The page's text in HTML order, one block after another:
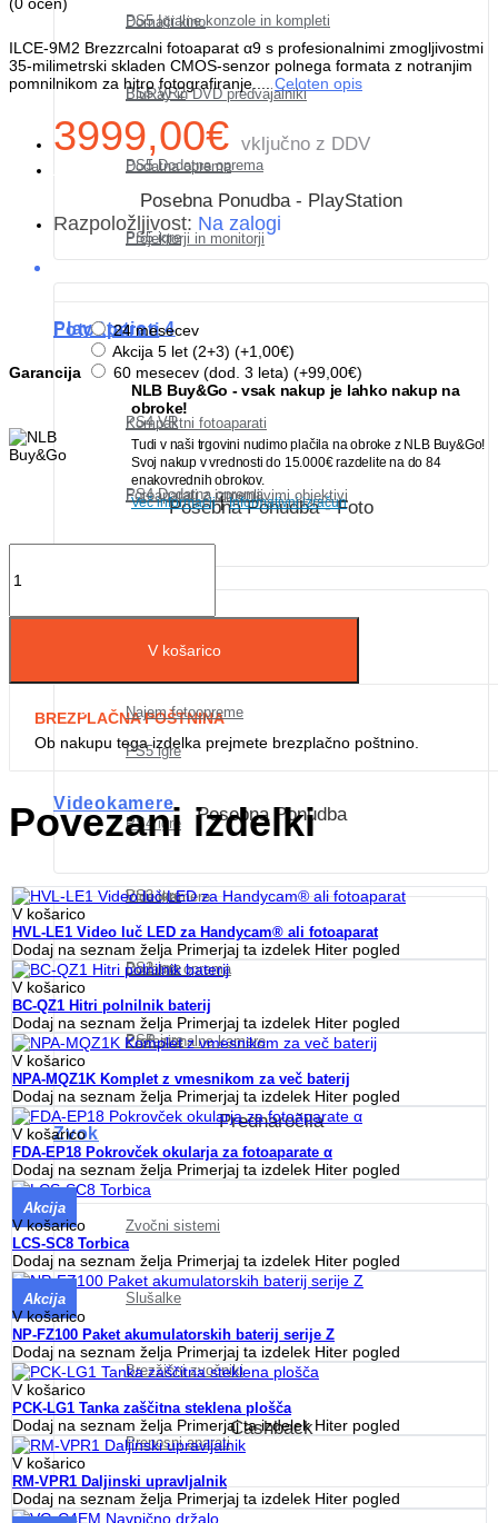
Domači kino
BluRay in DVD predvajalniki
Dodatna oprema
Projektorji in monitorji
Fotoaparati
Kompaktni fotoaparati
Fotoaparati z izmenljivimi objektivi
Najem fotoopreme
Videokamere
Videokamere
Dodatna oprema
Profesionalne kamere
Zvok
Zvočni sistemi
Slušalke
Brezžični zvočniki
Prenosni aparati
PS5 Igralne konzole in kompleti
PS5 VR2
PS5 Dodatna oprema
PS5 igre
PlayStation 4
PS4 VR
PS4 Dodatna oprema
PS5 igre
PS4 igre
PS3 igre
PS2 igre
PSP igre
Posebna Ponudba - PlayStation
Posebna Ponudba - Foto
Posebna Ponudba
Prednaročila
Cashback
Vaša
košarica
ILCE-9M2 Brezzrcalni fotoaparat α9 s profesionalnimi zmogljivostmi
35-milimetrski skladen CMOS-senzor polnega formata z notranjim
pomnilnikom za hitro fotografiranje.... Celoten opis
3999,00€ vključno z DDV
Razpoložljivost: Na zalogi
Garancija
24 mesecev
Akcija 5 let (2+3) (+1,00€)
60 mesecev (dod. 3 leta) (+99,00€)
NLB Buy&Go - vsak nakup je lahko nakup na
obroke!
Tudi v naši trgovini nudimo plačila na obroke z NLB Buy&Go!
Svoj nakup v vrednosti do 15.000€ razdelite na do 84
enakovrednih obrokov.
Več informacij|Informativni izračun
V košarico
BREZPLAČNA POŠTNINA
Ob nakupu tega izdelka prejmete brezplačno poštnino.
Povezani izdelki
V košarico
HVL-LE1 Video luč LED za Handycam® ali fotoaparat
Dodaj na seznam želja Primerjaj ta izdelek Hiter pogled
V košarico
BC-QZ1 Hitri polnilnik baterij
Dodaj na seznam želja Primerjaj ta izdelek Hiter pogled
V košarico
NPA-MQZ1K Komplet z vmesnikom za več baterij
Dodaj na seznam želja Primerjaj ta izdelek Hiter pogled
V košarico
FDA-EP18 Pokrovček okularja za fotoaparate α
Dodaj na seznam želja Primerjaj ta izdelek Hiter pogled
Akcija
V košarico
LCS-SC8 Torbica
Dodaj na seznam želja Primerjaj ta izdelek Hiter pogled
Akcija
V košarico
NP-FZ100 Paket akumulatorskih baterij serije Z
Dodaj na seznam želja Primerjaj ta izdelek Hiter pogled
V košarico
PCK-LG1 Tanka zaščitna steklena plošča
Dodaj na seznam želja Primerjaj ta izdelek Hiter pogled
V košarico
RM-VPR1 Daljinski upravljalnik
Dodaj na seznam želja Primerjaj ta izdelek Hiter pogled